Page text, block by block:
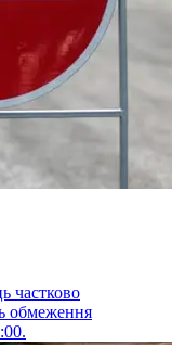
частково
обмеження